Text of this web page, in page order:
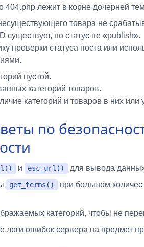
404.php лежит в корне дочерней
товара не
существует, но статус не «publish».
проверки статуса поста или
пустой.
категорий товаров.
категорий и товаров в них или
по
и esc_url()
для вывода
get_terms()
при большом
категорий, чтобы не
логи ошибок сервера на предмет